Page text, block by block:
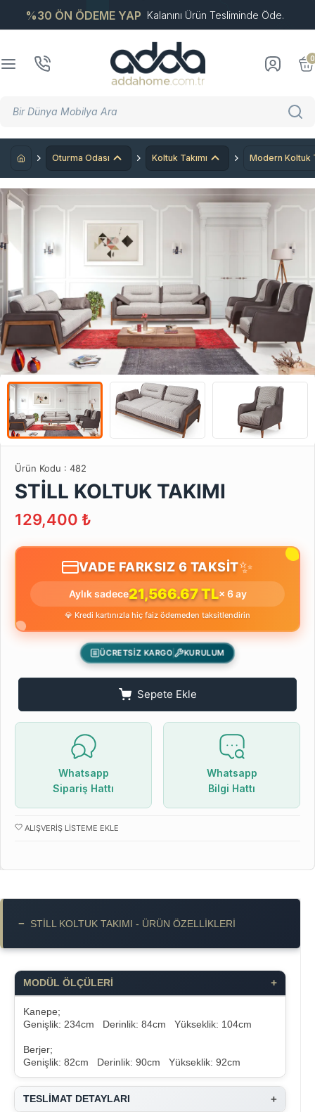
%30 ÖN ÖDEME YAP Kalanını Ürün Tesliminde Öde.
0
Oturma Odası Koltuk Takımı Modern Koltuk
Ürün Kodu : 482
STİLL KOLTUK TAKIMI
129,400 ₺
VADE FARKSIZ 6 TAKSİT✨
Aylık sadece21,566.67 TL× 6 ay
💎 Kredi kartınızla hiç faiz ödemeden taksitlendirin
ÜCRETSİZ KARGO KURULUM
Sepete Ekle
Whatsapp
Sipariş Hattı
Whatsapp
Bilgi Hattı
ALIŞVERIŞ LISTEME EKLE
− STİLL KOLTUK TAKIMI - ÜRÜN ÖZELLIKLERI
MODÜL ÖLÇÜLERİ +
Kanepe;
Genişlik: 234cm Derinlik: 84cm Yükseklik: 104cm
Berjer;
Genişlik: 82cm Derinlik: 90cm Yükseklik: 92cm
TESLİMAT DETAYLARI +